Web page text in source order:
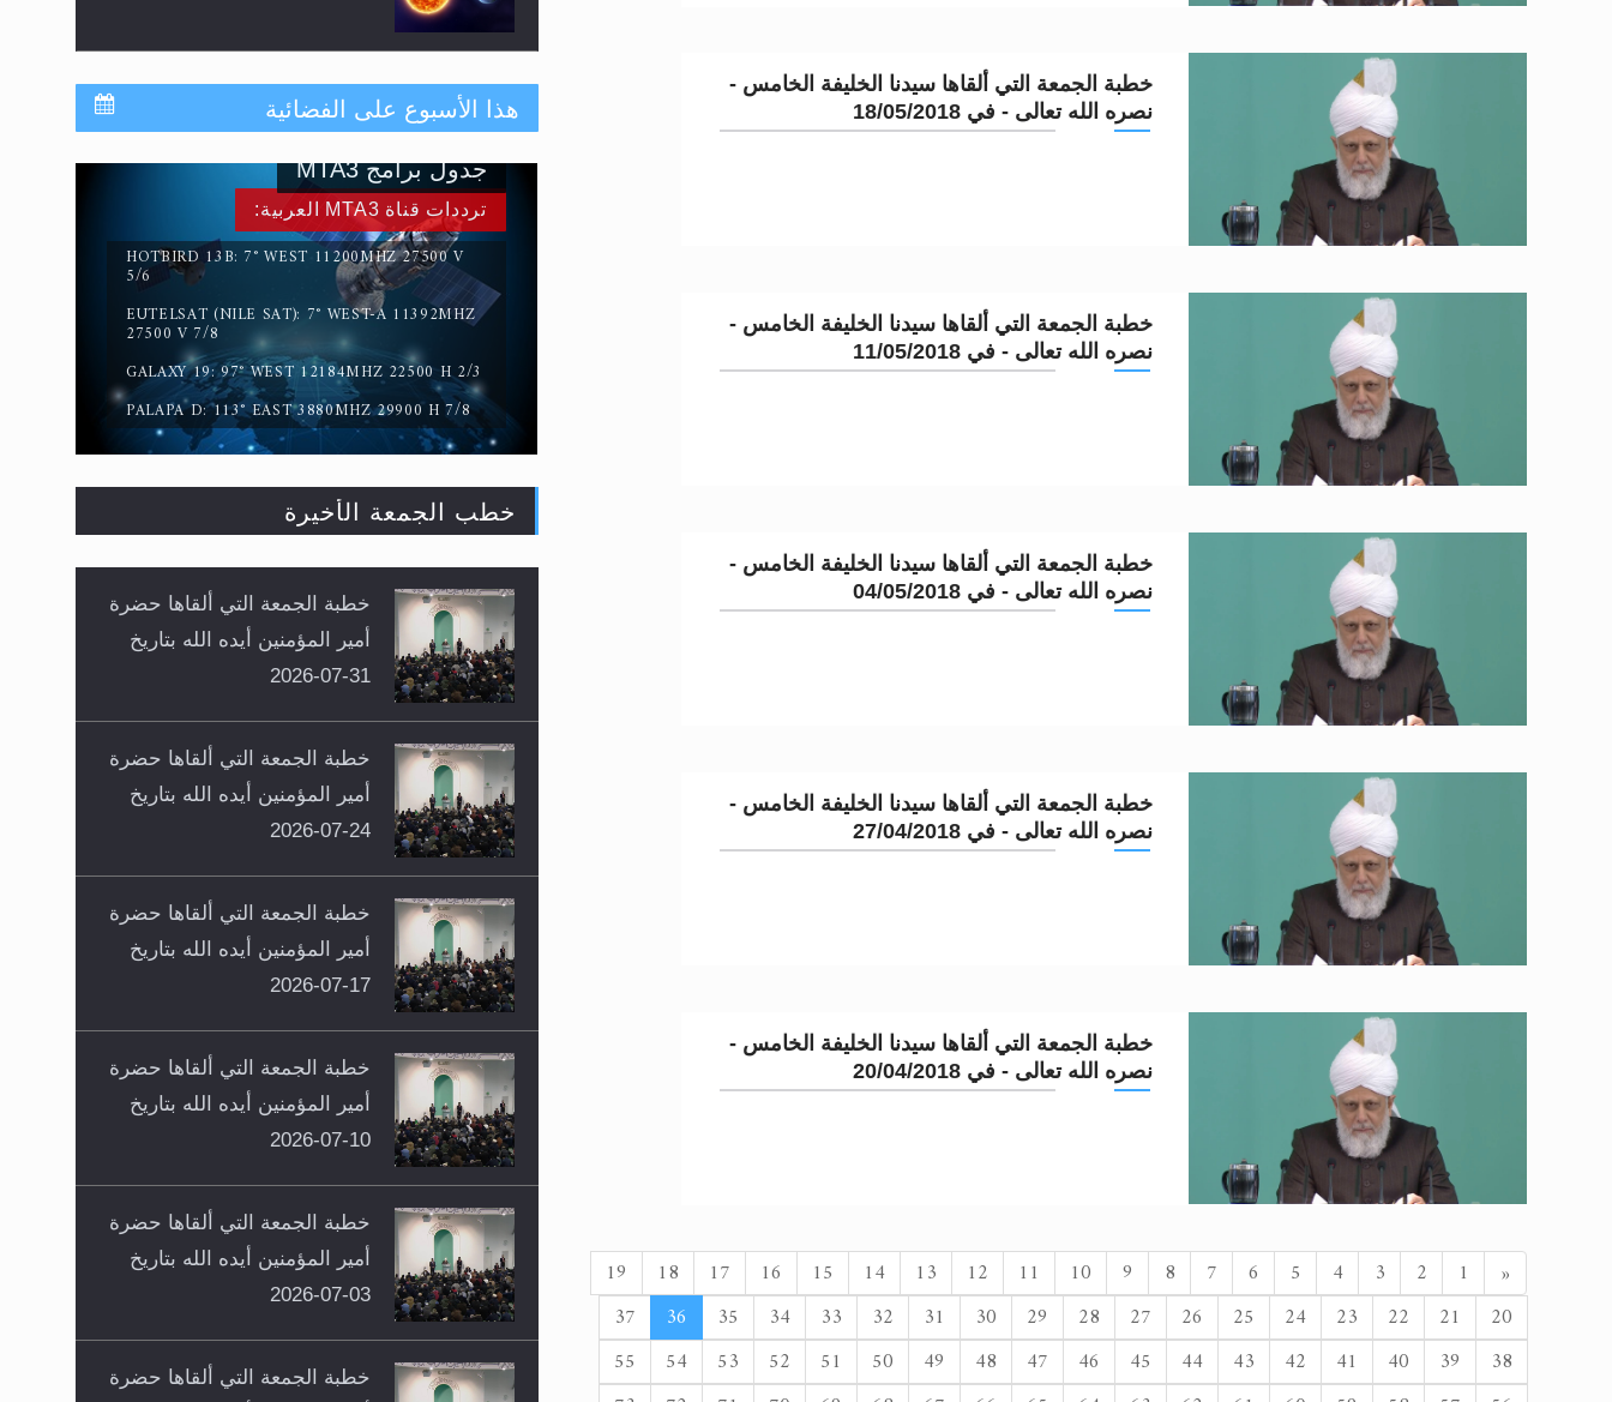
خطبة الجمعة التي ألقاها سيدنا الخليفة الخامس -
نصره الله تعالى - في 18/05/2018
خطبة الجمعة التي ألقاها سيدنا الخليفة الخامس -
نصره الله تعالى - في 11/05/2018
خطبة الجمعة التي ألقاها سيدنا الخليفة الخامس -
نصره الله تعالى - في 04/05/2018
خطبة الجمعة التي ألقاها سيدنا الخليفة الخامس -
نصره الله تعالى - في 27/04/2018
خطبة الجمعة التي ألقاها سيدنا الخليفة الخامس -
نصره الله تعالى - في 20/04/2018
« السابق1
2
3
4
5
6
7
8
9
10
11
12
13
14
15
16
17
18
19
20
21
22
23
24
25
26
27
28
29
30
31
32
33
34
35
36
37
38
39
40
41
42
43
44
45
46
47
48
49
50
51
52
53
54
55
حقيقة المسيح الدجال
القرآن قاضٍ وحكمٌ على السنة
ومهيمنٌ عليها.. ليس العكس
هذا الأسبوع على الفضائية
ترددات قناة MTA3 العربية:
HOTBIRD 13B: 7° WEST 11200MHZ 27500 V
5/6
EUTELSAT (NILE SAT): 7° WEST-A 11392MHZ
27500 V 7/8
GALAXY 19: 97° WEST 12184MHZ 22500 H 2/3
PALAPA D: 113° EAST 3880MHZ 29900 H 7/8
جدول برامج MTA3
خطب الجمعة الأخيرة
خطبة الجمعة التي ألقاها حضرة
أمير المؤمنين أيده الله بتاريخ
31-07-2026
خطبة الجمعة التي ألقاها حضرة
أمير المؤمنين أيده الله بتاريخ
24-07-2026
خطبة الجمعة التي ألقاها حضرة
أمير المؤمنين أيده الله بتاريخ
17-07-2026
خطبة الجمعة التي ألقاها حضرة
أمير المؤمنين أيده الله بتاريخ
10-07-2026
خطبة الجمعة التي ألقاها حضرة
أمير المؤمنين أيده الله بتاريخ
03-07-2026
خطبة الجمعة التي ألقاها حضرة